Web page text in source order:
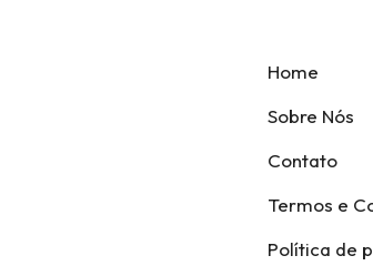
Home
Sobre Nós
Contato
Termos e
Política de